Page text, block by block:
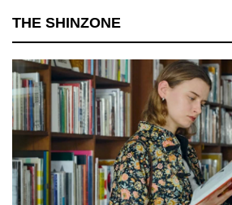
THE SHINZONE